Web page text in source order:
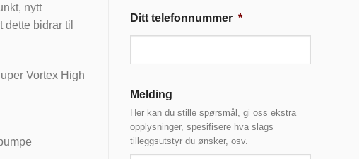
nytt
bidrar til
Vortex High
Ditt telefonnummer *
Melding
Her kan du stille spørsmål, gi oss ekstra
opplysninger, spesifisere hva slags
tilleggsutstyr du ønsker, osv.